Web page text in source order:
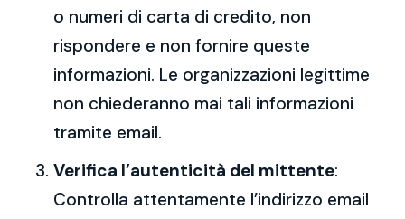
o numeri di carta di credito, non
rispondere e non fornire queste
informazioni. Le organizzazioni legittime
non chiederanno mai tali informazioni
tramite email.
Verifica l’autenticità del mittente:
Controlla attentamente l’indirizzo email